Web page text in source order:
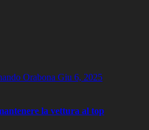
Orabona Giu 6, 2025
la vettura al top